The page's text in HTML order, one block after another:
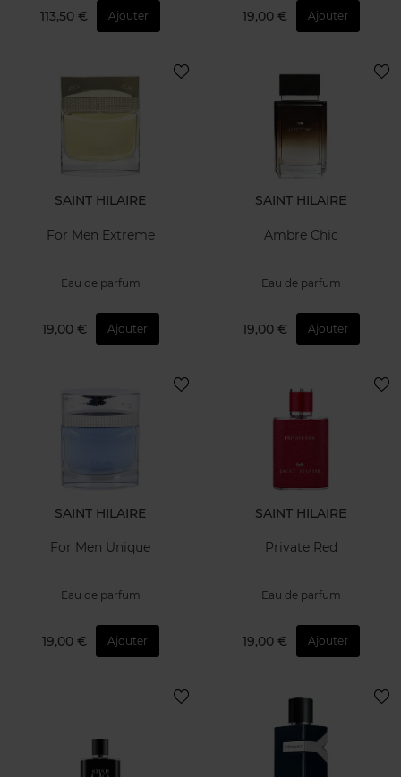
113,50 € Ajouter 19,00 € Ajouter
SAINT HILAIRE
For Men Extreme
Eau de parfum
19,00 € Ajouter
SAINT HILAIRE
Ambre Chic
Eau de parfum
19,00 € Ajouter
SAINT HILAIRE
For Men Unique
Eau de parfum
19,00 € Ajouter
SAINT HILAIRE
Private Red
Eau de parfum
19,00 € Ajouter